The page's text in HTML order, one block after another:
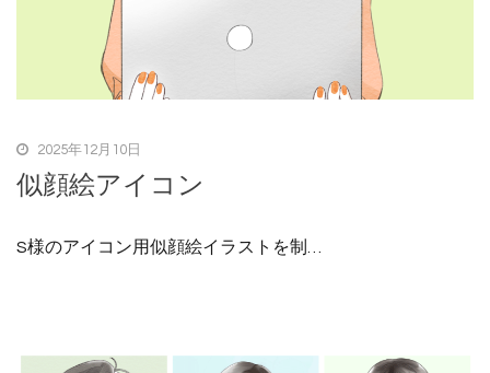
2025年12月10日
似顔絵アイコン
S様のアイコン用似顔絵イラストを制…